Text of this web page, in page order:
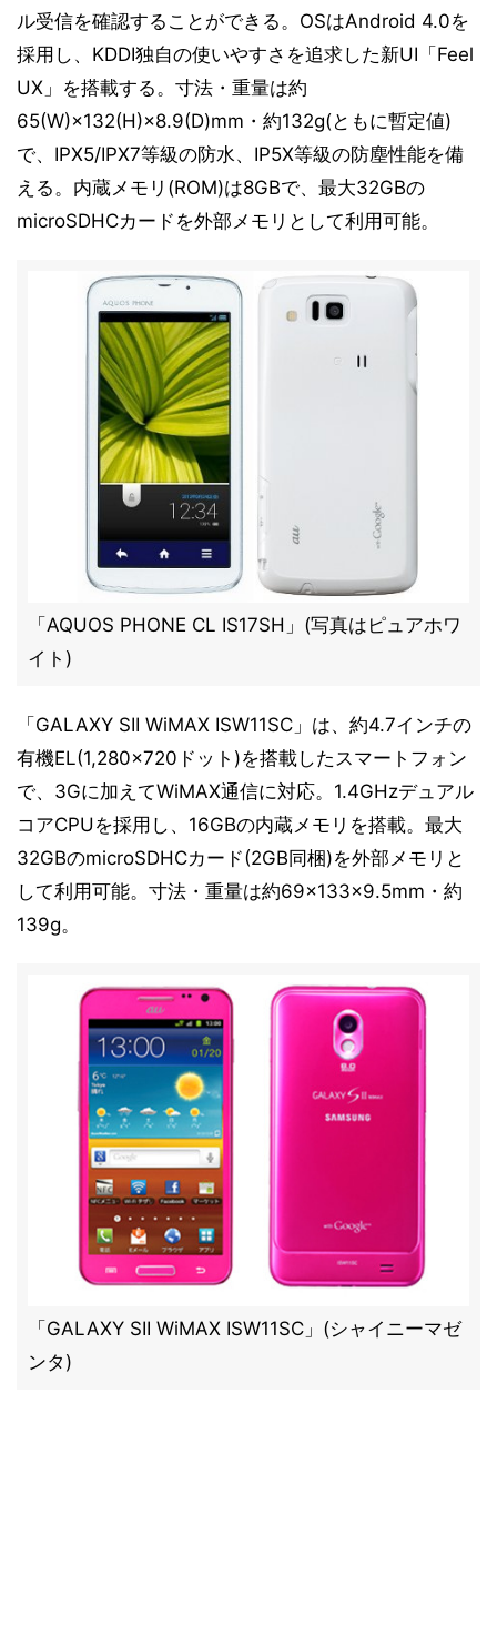
ル受信を確認することができる。OSはAndroid 4.0を
採用し、KDDI独自の使いやすさを追求した新UI「Feel
UX」を搭載する。寸法・重量は約
65(W)×132(H)×8.9(D)mm・約132g(ともに暫定値)
で、IPX5/IPX7等級の防水、IP5X等級の防塵性能を備
える。内蔵メモリ(ROM)は8GBで、最大32GBの
microSDHCカードを外部メモリとして利用可能。
「AQUOS PHONE CL IS17SH」(写真はピュアホワ
イト)
「GALAXY SII WiMAX ISW11SC」は、約4.7インチの
有機EL(1,280×720ドット)を搭載したスマートフォン
で、3Gに加えてWiMAX通信に対応。1.4GHzデュアル
コアCPUを採用し、16GBの内蔵メモリを搭載。最大
32GBのmicroSDHCカード(2GB同梱)を外部メモリと
して利用可能。寸法・重量は約69×133×9.5mm・約
139g。
「GALAXY SII WiMAX ISW11SC」(シャイニーマゼ
ンタ)